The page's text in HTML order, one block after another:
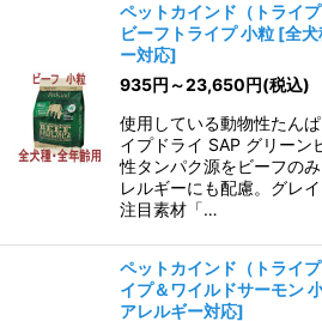
ペットカインド（トライ
ビーフトライプ 小粒 [全
ー対応]
935円 ～23,650円(税込)
使用している動物性たん
イプドライ SAP グリーン
性タンパク源をビーフの
レルギーにも配慮。グレ
注目素材「…
ペットカインド（トライ
イプ＆ワイルドサーモン
アレルギー対応]